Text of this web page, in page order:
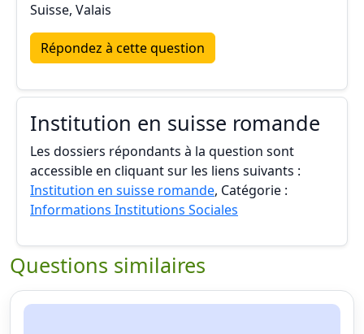
Suisse, Valais
Répondez à cette question
Institution en suisse romande
Les dossiers répondants à la question sont
accessible en cliquant sur les liens suivants :
Institution en suisse romande, Catégorie :
Informations Institutions Sociales
Questions similaires